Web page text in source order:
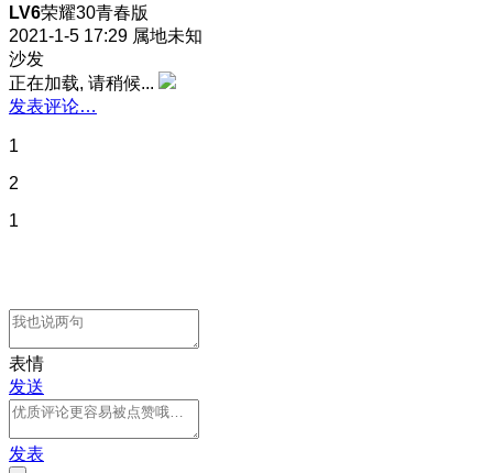
LV6荣耀30青春版
2021-1-5 17:29 属地未知
沙发
正在加载, 请稍候...
发表评论…
1
2
1
表情
发送
发表